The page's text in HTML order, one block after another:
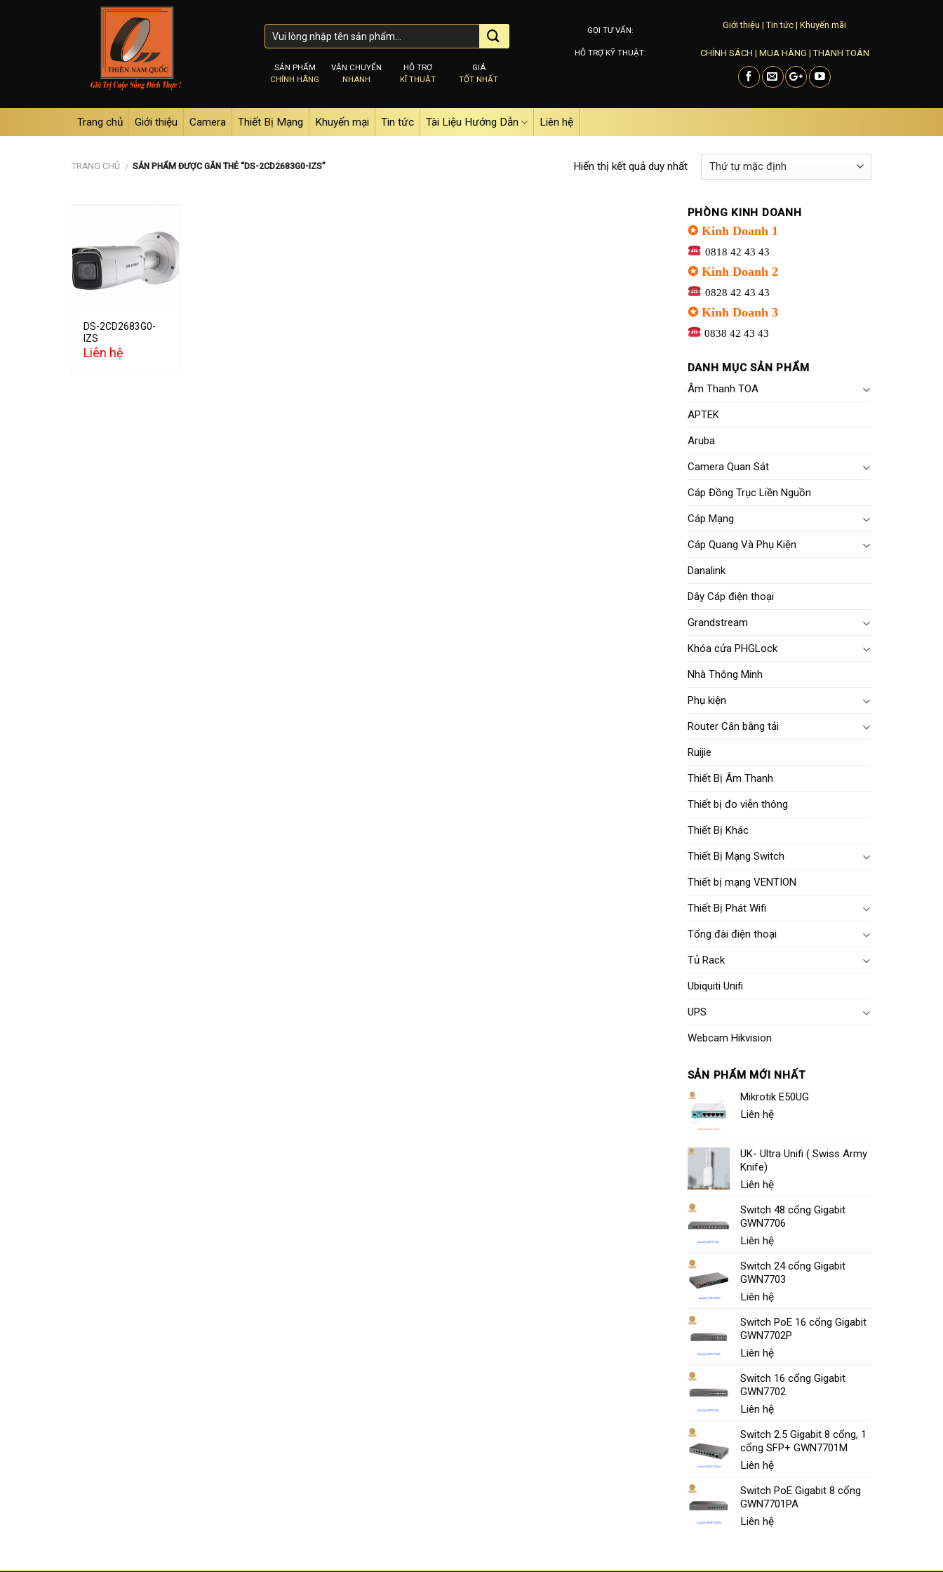
SẢN PHẨM
CHÍNH HÃNG
VẬN CHUYỂN
NHANH
HỖ TRỢ
KĨ THUẬT
GIÁ
TỐT NHẤT
GỌI TƯ VẤN:
HỖ TRỢ KỸ THUẬT:
Giới thiệu |Tin tức | Khuyến mãi
CHÍNH SÁCH | MUA HÀNG |THANH TOÁN
Trang chủ Giới thiệu Camera Thiết Bị Mạng Khuyến mại Tin tức Tài Liệu Hướng Dẫn Liên hệ
TRANG CHỦ / SẢN PHẨM ĐƯỢC GẮN THẺ “DS-2CD2683G0-IZS” Hiển thị kết quả duy nhất
Add to
wishlist
DS-2CD2683G0-
IZS
Liên hệ
PHÒNG KINH DOANH
✪ Kinh Doanh 1
0818 42 43 43
✪ Kinh Doanh 2
0828 42 43 43
✪ Kinh Doanh 3
0838 42 43 43
DANH MỤC SẢN PHẨM
Âm Thanh TOA
APTEK
Aruba
Camera Quan Sát
Cáp Đồng Trục Liền Nguồn
Cáp Mạng
Cáp Quang Và Phụ Kiện
Danalink
Dây Cáp điện thoại
Grandstream
Khóa cửa PHGLock
Nhà Thông Minh
Phụ kiện
Router Cân bằng tải
Ruijie
Thiết Bị Âm Thanh
Thiết bị đo viễn thông
Thiết Bị Khác
Thiết Bị Mạng Switch
Thiết bị mạng VENTION
Thiết Bị Phát Wifi
Tổng đài điện thoại
Tủ Rack
Ubiquiti Unifi
UPS
Webcam Hikvision
SẢN PHẨM MỚI NHẤT
Mikrotik E50UG
Liên hệ
UK- Ultra Unifi ( Swiss Army
Knife)
Liên hệ
Switch 48 cổng Gigabit
GWN7706
Liên hệ
Switch 24 cổng Gigabit
GWN7703
Liên hệ
Switch PoE 16 cổng Gigabit
GWN7702P
Liên hệ
Switch 16 cổng Gigabit
GWN7702
Liên hệ
Switch 2.5 Gigabit 8 cổng, 1
cổng SFP+ GWN7701M
Liên hệ
Switch PoE Gigabit 8 cổng
GWN7701PA
Liên hệ